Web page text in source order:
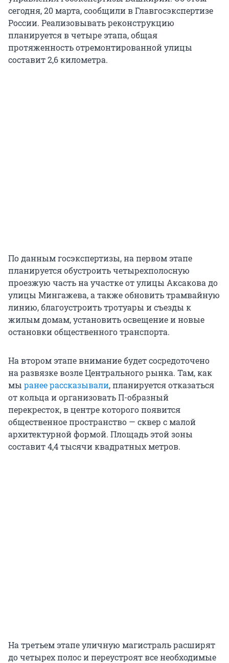
сегодня, 20 марта, сообщили в Главгосэкспертизе
России. Реализовывать реконструкцию
планируется в четыре этапа, общая
протяженность отремонтированной улицы
составит 2,6 километра.
По данным госэкспертизы, на первом этапе
планируется обустроить четырехполосную
проезжую часть на участке от улицы Аксакова до
улицы Мингажева, а также обновить трамвайную
линию, благоустроить тротуары и съезды к
жилым домам, установить освещение и новые
остановки общественного транспорта.
На втором этапе внимание будет сосредоточено
на развязке возле Центрального рынка. Там, как
мы ранее рассказывали, планируется отказаться
от кольца и организовать П-образный
перекресток, в центре которого появится
общественное пространство — сквер с малой
архитектурной формой. Площадь этой зоны
составит 4,4 тысячи квадратных метров.
На третьем этапе уличную магистраль расширят
до четырех полос и переустроят все необходимые